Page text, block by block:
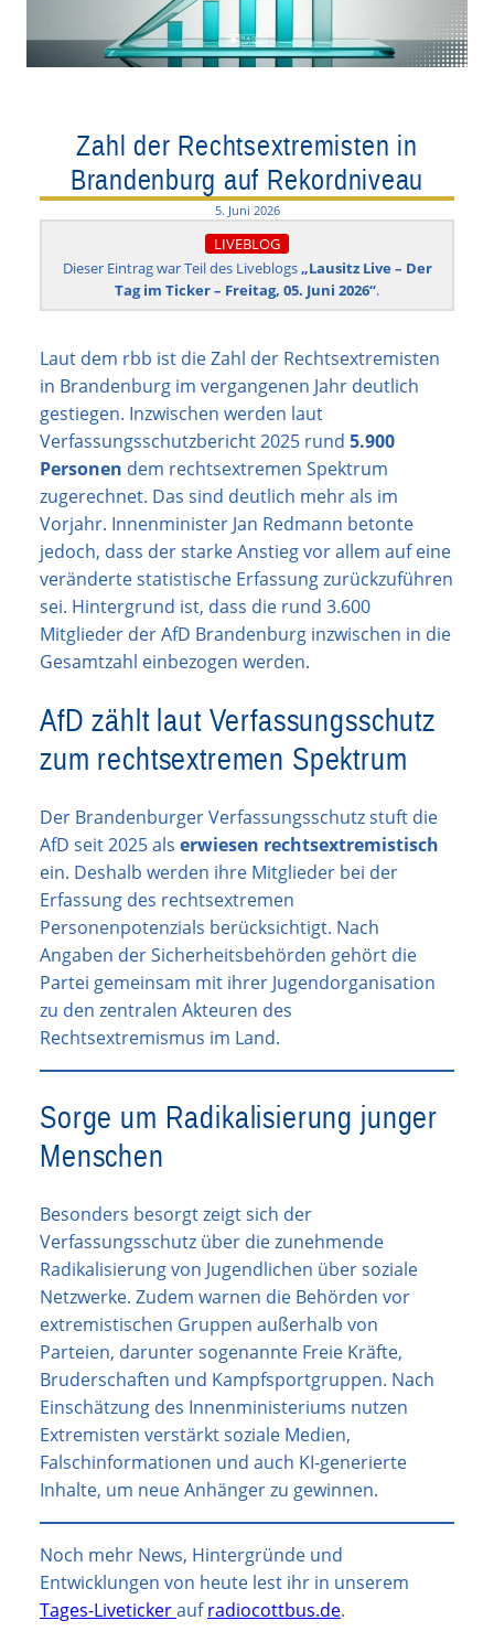
Zahl der Rechtsextremisten in
Brandenburg auf Rekordniveau
5. Juni 2026
LIVEBLOG
Dieser Eintrag war Teil des Liveblogs„Lausitz Live – Der
Tag im Ticker – Freitag, 05. Juni 2026“.
Laut dem rbb ist die Zahl der Rechtsextremisten
in Brandenburg im vergangenen Jahr deutlich
gestiegen. Inzwischen werden laut
Verfassungsschutzbericht 2025 rund 5.900
Personen dem rechtsextremen Spektrum
zugerechnet. Das sind deutlich mehr als im
Vorjahr. Innenminister Jan Redmann betonte
jedoch, dass der starke Anstieg vor allem auf eine
veränderte statistische Erfassung zurückzuführen
sei. Hintergrund ist, dass die rund 3.600
Mitglieder der AfD Brandenburg inzwischen in die
Gesamtzahl einbezogen werden.
AfD zählt laut Verfassungsschutz
zum rechtsextremen Spektrum
Der Brandenburger Verfassungsschutz stuft die
AfD seit 2025 als erwiesen rechtsextremistisch
ein. Deshalb werden ihre Mitglieder bei der
Erfassung des rechtsextremen
Personenpotenzials berücksichtigt. Nach
Angaben der Sicherheitsbehörden gehört die
Partei gemeinsam mit ihrer Jugendorganisation
zu den zentralen Akteuren des
Rechtsextremismus im Land.
Sorge um Radikalisierung junger
Menschen
Besonders besorgt zeigt sich der
Verfassungsschutz über die zunehmende
Radikalisierung von Jugendlichen über soziale
Netzwerke. Zudem warnen die Behörden vor
extremistischen Gruppen außerhalb von
Parteien, darunter sogenannte Freie Kräfte,
Bruderschaften und Kampfsportgruppen. Nach
Einschätzung des Innenministeriums nutzen
Extremisten verstärkt soziale Medien,
Falschinformationen und auch KI-generierte
Inhalte, um neue Anhänger zu gewinnen.
Noch mehr News, Hintergründe und
Entwicklungen von heute lest ihr in unserem
Tages-Livetickeraufradiocottbus.de.